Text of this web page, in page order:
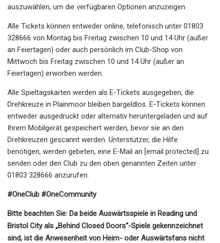
auszuwählen, um die verfügbaren Optionen anzuzeigen.
Alle Tickets können entweder online, telefonisch unter 01803
328666 von Montag bis Freitag zwischen 10 und 14 Uhr (außer
an Feiertagen) oder auch persönlich im Club-Shop von
Mittwoch bis Freitag zwischen 10 und 14 Uhr (außer an
Feiertagen) erworben werden.
Alle Spieltagskarten werden als E-Tickets ausgegeben, die
Drehkreuze in Plainmoor bleiben bargeldlos. E-Tickets können
entweder ausgedruckt oder alternativ heruntergeladen und auf
Ihrem Mobilgerät gespeichert werden, bevor sie an den
Drehkreuzen gescannt werden. Unterstützer, die Hilfe
benötigen, werden gebeten, eine E-Mail an [email protected] zu
senden oder den Club zu den oben genannten Zeiten unter
01803 328666 anzurufen.
#OneClub #OneCommunity
Bitte beachten Sie: Da beide Auswärtsspiele in Reading und
Bristol City als „Behind Closed Doors“-Spiele gekennzeichnet
sind, ist die Anwesenheit von Heim- oder Auswärtsfans nicht